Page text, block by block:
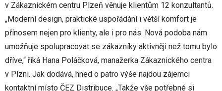
v Zákaznickém centru Plzeň věnuje klientům 12 konzultantů.
„Moderní design, praktické uspořádání i větší komfort je
přínosem nejen pro klienty, ale i pro nás. Nová podoba nám
umožňuje spolupracovat se zákazníky aktivněji než tomu bylo
dříve,“ říká Hana Poláčková, manažerka Zákaznického centra
v Plzni. Jak dodává, hned o patro výše najdou zájemci
kontaktní místo ČEZ Distribuce. „Takže vše potřebné si